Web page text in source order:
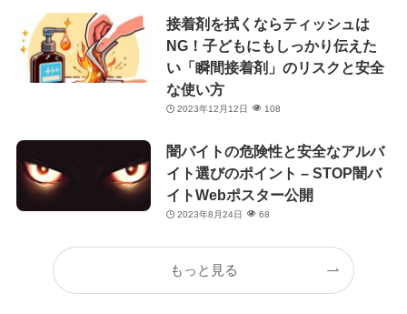
接着剤を拭くならティッシュは
NG！子どもにもしっかり伝えた
い「瞬間接着剤」のリスクと安全
な使い方
2023年12月12日 108
闇バイトの危険性と安全なアルバ
イト選びのポイント – STOP闇バ
イトWebポスター公開
2023年8月24日 68
もっと見る